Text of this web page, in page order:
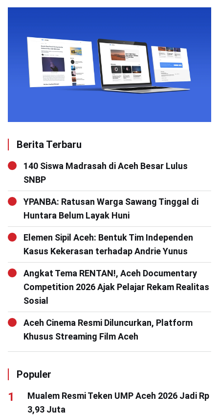
Berita Terbaru
140 Siswa Madrasah di Aceh Besar Lulus
SNBP
YPANBA: Ratusan Warga Sawang Tinggal di
Huntara Belum Layak Huni
Elemen Sipil Aceh: Bentuk Tim Independen
Kasus Kekerasan terhadap Andrie Yunus
Angkat Tema RENTAN!, Aceh Documentary
Competition 2026 Ajak Pelajar Rekam Realitas
Sosial
Aceh Cinema Resmi Diluncurkan, Platform
Khusus Streaming Film Aceh
Populer
Mualem Resmi Teken UMP Aceh 2026 Jadi Rp
3,93 Juta